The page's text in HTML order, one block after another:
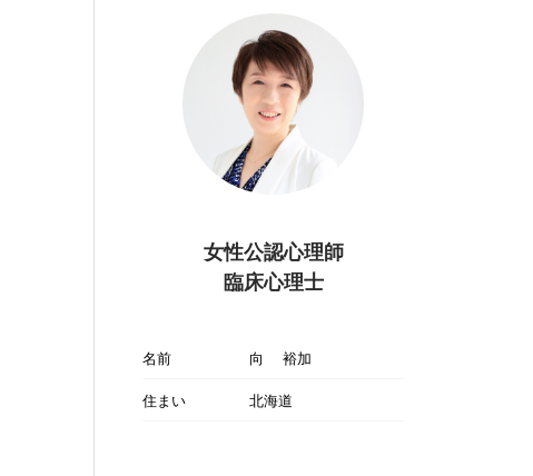
女性公認心理師
臨床心理士
名前
向 裕加
住まい
北海道